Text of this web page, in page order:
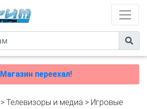
Магазин переехал!
> Телевизоры и медиа > Игровые